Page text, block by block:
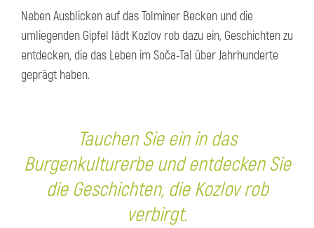
Neben Ausblicken auf das Tolminer Becken und die
umliegenden Gipfel lädt Kozlov rob dazu ein, Geschichten zu
entdecken, die das Leben im Soča-Tal über Jahrhunderte
geprägt haben.
Tauchen Sie ein in das
Burgenkulturerbe und entdecken Sie
die Geschichten, die Kozlov rob
verbirgt.